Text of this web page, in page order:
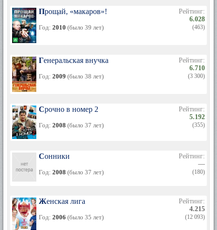
Прощай, «макаров»!
Год: 2010 (было 39 лет)
Рейтинг:
6.028
(463)
Генеральская внучка
Год: 2009 (было 38 лет)
Рейтинг:
6.710
(3 300)
Срочно в номер 2
Год: 2008 (было 37 лет)
Рейтинг:
5.192
(355)
Сонники
Год: 2008 (было 37 лет)
Рейтинг:
—
(180)
Женская лига
Год: 2006 (было 35 лет)
Рейтинг:
4.215
(12 093)